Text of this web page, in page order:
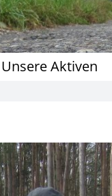
Unsere Aktiven